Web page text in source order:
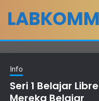
Info
Seri 1 Belajar
Mereka Belajar